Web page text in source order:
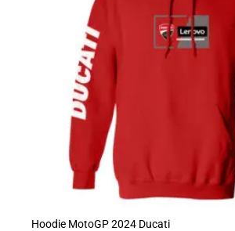
Hoodie MotoGP 2024 Ducati